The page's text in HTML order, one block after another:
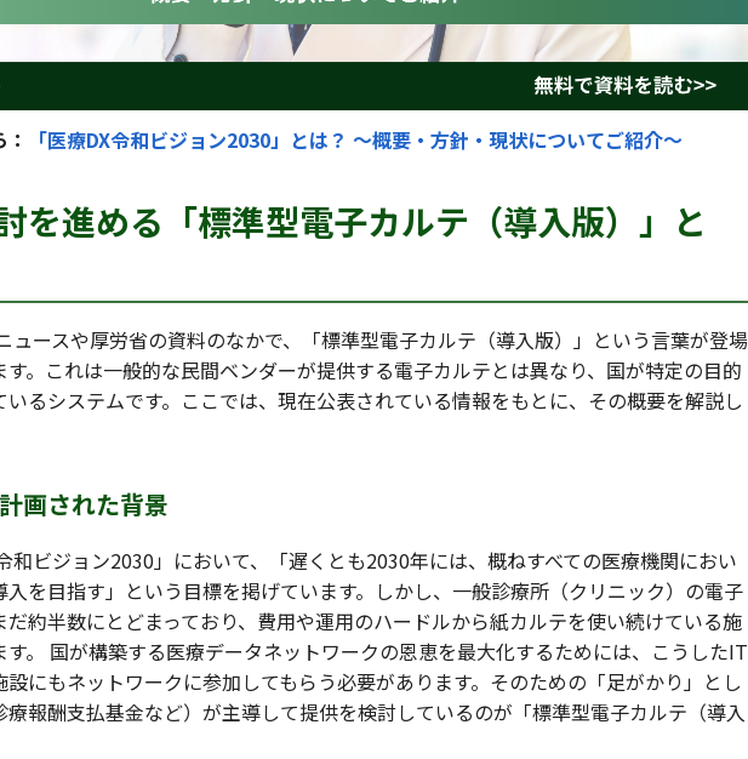
「医療DX令和ビジョン2030」とは？ ～概要・方針・現状についてご紹介～
を進める「標準型電子カルテ（導入版）」と
ュースや厚労省の資料のなかで、「標準型電子カルテ（導入版）」という言葉が登場
す。これは一般的な民間ベンダーが提供する電子カルテとは異なり、国が特定の目的
いるシステムです。ここでは、現在公表されている情報をもとに、その概要を解説し
画された背景
和ビジョン2030」において、「遅くとも2030年には、概ねすべての医療機関におい
入を目指す」という目標を掲げています。しかし、一般診療所（クリニック）の電子
だ約半数にとどまっており、費用や運用のハードルから紙カルテを使い続けている施
す。 国が構築する医療データネットワークの恩恵を最大化するためには、こうしたIT
にもネットワークに参加してもらう必要があります。そのための「足がかり」とし
療報酬支払基金など）が主導して提供を検討しているのが「標準型電子カルテ（導入